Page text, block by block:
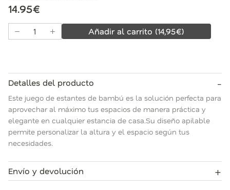
14.95€
Añadir al carrito (14,95€)
Detalles del producto -
Este juego de estantes de bambú es la solución perfecta para
aprovechar al máximo tus espacios de manera práctica y
elegante en cualquier estancia de casa.Su diseño apilable
permite personalizar la altura y el espacio según tus
necesidades.
Envío y devolución +